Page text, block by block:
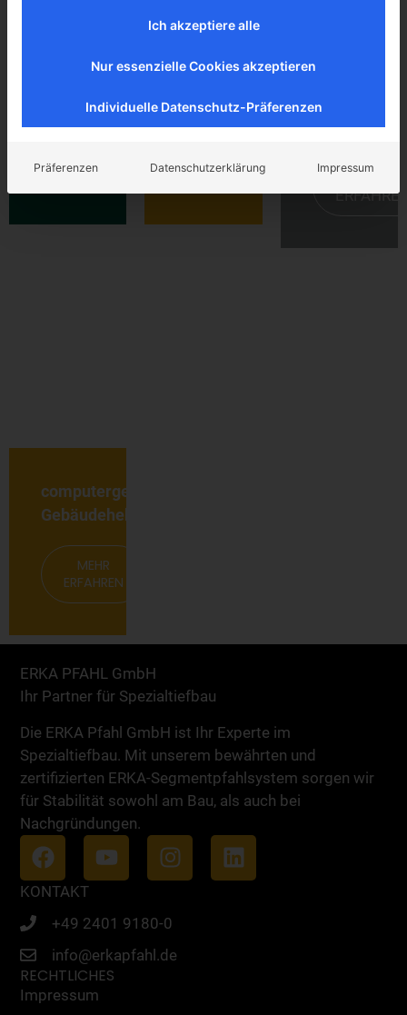
Gründungssanierung
ERFAHREN
Unterfangungssystem
ERFAHREN
computergesteuerte
Gebäudehebung
MEHR
ERFAHREN
ERKA PFAHL GmbH
Ihr Partner für Spezialtiefbau
Die ERKA Pfahl GmbH ist Ihr Experte im
Spezialtiefbau. Mit unserem bewährten und
zertifizierten ERKA-Segmentpfahlsystem sorgen wir
für Stabilität sowohl am Bau, als auch bei
Nachgründungen.
KONTAKT
+49 2401 9180-0
info@erkapfahl.de
RECHTLICHES
Impressum
Ich akzeptiere alle
Nur essenzielle Cookies akzeptieren
Individuelle Datenschutz-Präferenzen
Präferenzen Datenschutzerklärung Impressum